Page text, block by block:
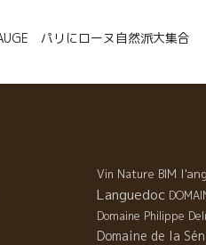
パリにローヌ自然派大集合
Vin Nature BIM
Languedoc
Domaine Philippe
Domaine de la